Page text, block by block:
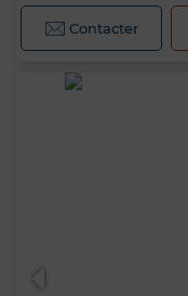
Contacter